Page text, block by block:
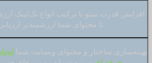
افزایش قدرت سئو با ترکیب انواع بک‌لینک
تا محتوای شما ارزشمندتر
بهینه‌سازی ساختار و محتوای وبسایت شما